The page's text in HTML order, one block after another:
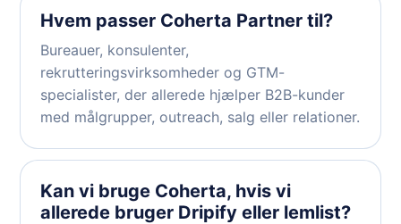
Hvem passer Coherta Partner til?
Bureauer, konsulenter,
rekrutteringsvirksomheder og GTM-
specialister, der allerede hjælper B2B-kunder
med målgrupper, outreach, salg eller relationer.
Kan vi bruge Coherta, hvis vi
allerede bruger Dripify eller lemlist?